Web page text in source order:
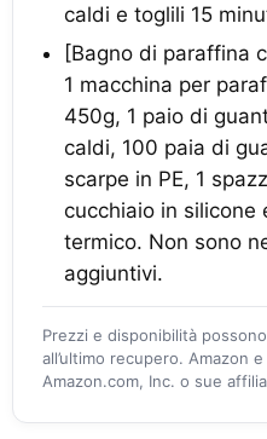
caldi e toglili 15
[Bagno di paraffina
1 macchina per
450g, 1 paio di
caldi, 100 paia di
scarpe in PE, 1
cucchiaio in silicone
termico. Non sono
aggiuntivi.
Prezzi e disponibilità
all’ultimo recupero. Amazon
Amazon.com, Inc. o sue